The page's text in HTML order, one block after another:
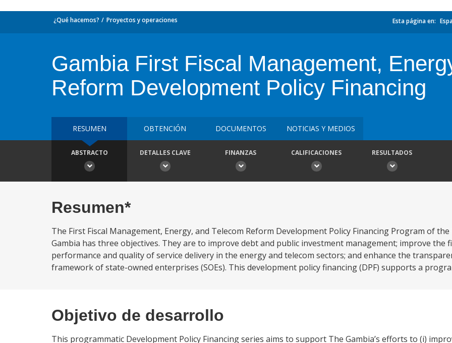
¿Qué hacemos? Proyectos y operaciones Esta página en:
Gambia First Fiscal Management,
Reform Development Policy Financing
RESUMEN OBTENCIÓN DOCUMENTOS NOTICIAS Y MEDIOS
ABSTRACTO DETALLES CLAVE FINANZAS CALIFICACIONES RESULTADOS
Resumen*
The First Fiscal Management, Energy, and Telecom Reform Development Policy Financing Program of
Gambia has three objectives. They are to improve debt and public investment management; improve the
performance and quality of service delivery in the energy and telecom sectors; and enhance the
framework of state-owned enterprises (SOEs). This development policy financing (DPF) supports a
Objetivo de desarrollo
This programmatic Development Policy Financing series aims to support The Gambia’s efforts to (i)